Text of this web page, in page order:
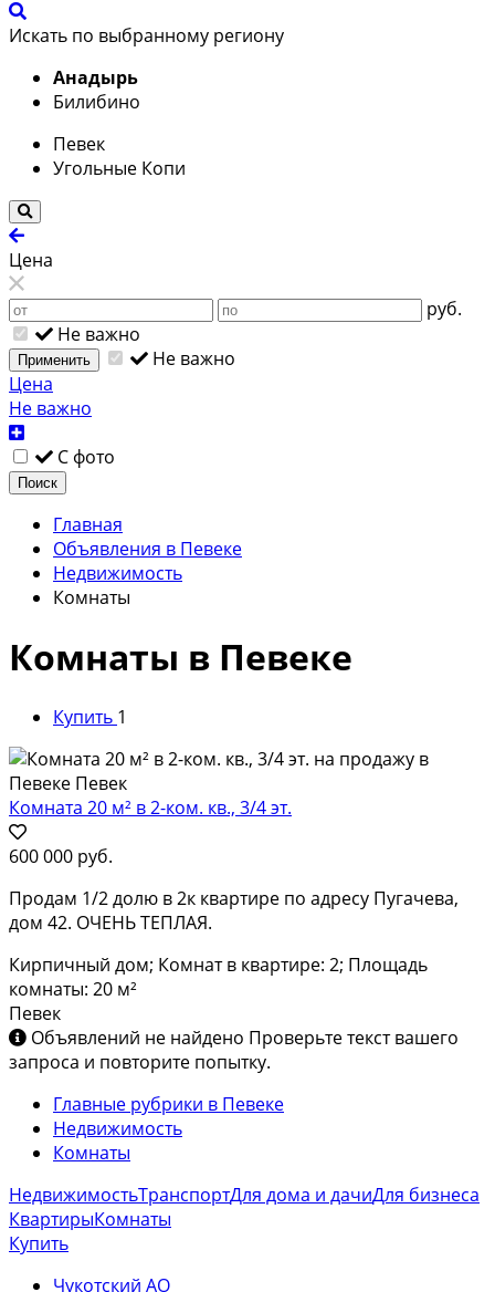
Искать по выбранному региону
Анадырь
Билибино
Певек
Угольные Копи
Цена
руб.
Не важно
Применить
Не важно
Цена
Не важно
С фото
Поиск
Главная
Объявления в Певеке
Недвижимость
Комнаты
Комнаты в Певеке
Купить 1
Комната 20 м² в 2-ком. кв., 3/4 эт.
600 000 руб.
Продам 1/2 долю в 2к квартире по адресу Пугачева,
дом 42. ОЧЕНЬ ТЕПЛАЯ.
Кирпичный дом; Комнат в квартире: 2; Площадь
комнаты: 20 м²
Певек
Объявлений не найдено Проверьте текст вашего
запроса и повторите попытку.
Главные рубрики в Певеке
Недвижимость
Комнаты
НедвижимостьТранспортДля дома и дачиДля бизнеса
КвартирыКомнаты
Купить
Чукотский АО